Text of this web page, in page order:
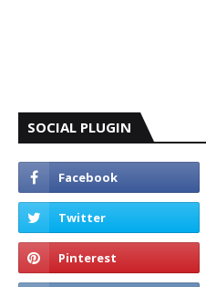
SOCIAL PLUGIN